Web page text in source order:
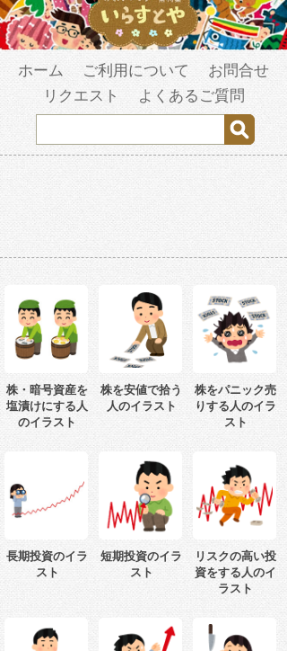
ホーム ご利用について
お問合せ
リクエスト
よくあるご質問
株・暗号資産を
塩漬けにする人
のイラスト
株を安値で拾う
人のイラスト
株をパニック売
りする人のイラ
スト
長期投資のイラ
スト
短期投資のイラ
スト
リスクの高い投
資をする人のイ
ラスト